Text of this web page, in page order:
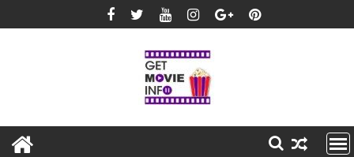
to